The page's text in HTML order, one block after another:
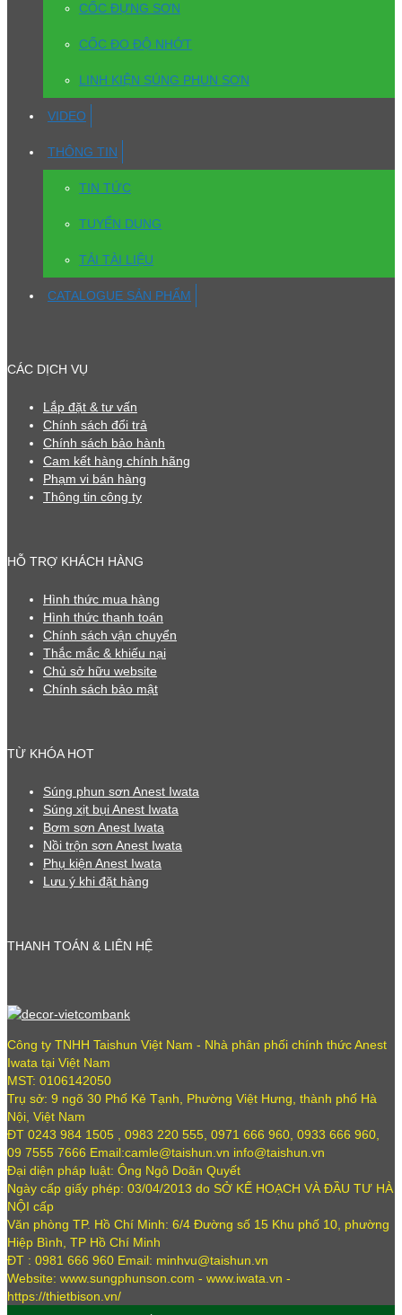
CỐC ĐỰNG SƠN
CỐC ĐO ĐỘ NHỚT
LINH KIỆN SÚNG PHUN SƠN
VIDEO
THÔNG TIN
TIN TỨC
TUYỂN DỤNG
TẢI TÀI LIỆU
CATALOGUE SẢN PHẨM
CÁC DỊCH VỤ
Lắp đặt & tư vấn
Chính sách đổi trả
Chính sách bảo hành
Cam kết hàng chính hãng
Phạm vi bán hàng
Thông tin công ty
HỖ TRỢ KHÁCH HÀNG
Hình thức mua hàng
Hình thức thanh toán
Chính sách vận chuyển
Thắc mắc & khiếu nại
Chủ sở hữu website
Chính sách bảo mật
TỪ KHÓA HOT
Súng phun sơn Anest Iwata
Súng xịt bụi Anest Iwata
Bơm sơn Anest Iwata
Nồi trộn sơn Anest Iwata
Phụ kiện Anest Iwata
Lưu ý khi đặt hàng
THANH TOÁN & LIÊN HỆ
Công ty TNHH Taishun Việt Nam - Nhà phân phối chính thức Anest
Iwata tại Việt Nam
MST: 0106142050
Trụ sở: 9 ngõ 30 Phố Kẻ Tạnh, Phường Việt Hưng, thành phố Hà
Nội, Việt Nam
ĐT 0243 984 1505 , 0983 220 555, 0971 666 960, 0933 666 960,
09 7555 7666 Email:camle@taishun.vn info@taishun.vn
Đại diện pháp luật: Ông Ngô Doãn Quyết
Ngày cấp giấy phép: 03/04/2013 do SỞ KẾ HOẠCH VÀ ĐẦU TƯ HÀ
NỘI cấp
Văn phòng TP. Hồ Chí Minh: 6/4 Đường số 15 Khu phố 10, phường
Hiệp Bình, TP Hồ Chí Minh
ĐT : 0981 666 960 Email: minhvu@taishun.vn
Website: www.sungphunson.com - www.iwata.vn -
https://thietbison.vn/